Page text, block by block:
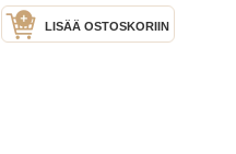
LISÄÄ OSTOSKORIIN